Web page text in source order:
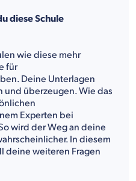
diese Schule
wie diese mehr
für
Deine Unterlagen
und überzeugen. Wie das
Experten bei
wird der Weg an deine
In diesem
deine weiteren Fragen